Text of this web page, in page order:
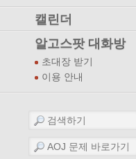
캘린더
알고스팟 대화방
초대장 받기
이용 안내